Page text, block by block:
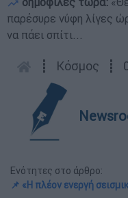
παρέσυρε νύφη λίγες
να πάει σπίτι...
┋ Κόσμος ┋
Ενότητες στο άρθρο:
📌 «Η πλέον ενεργή